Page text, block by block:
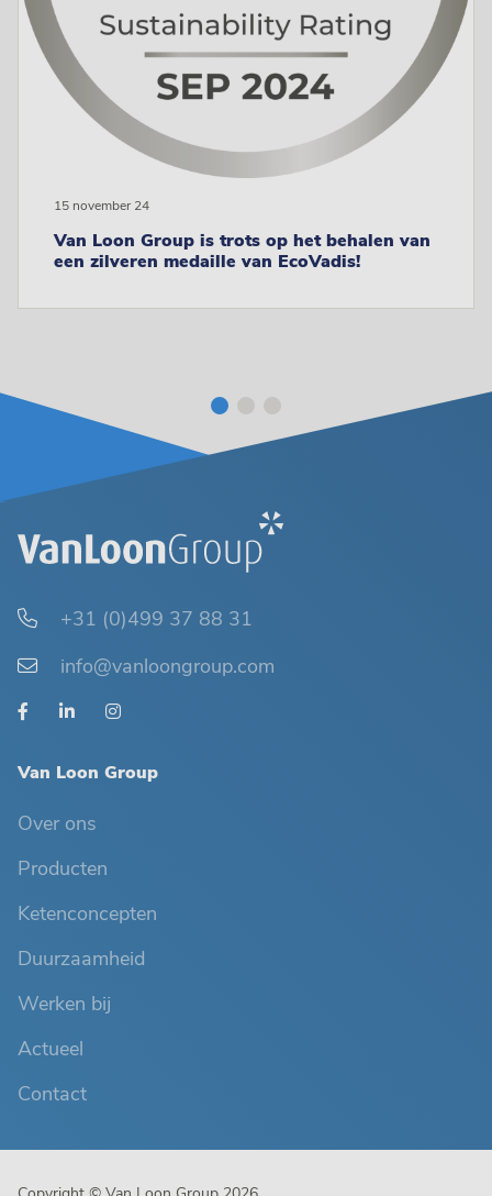
Van Loon Group is trots op het behalen van
een zilveren medaille van EcoVadis!
15 november 24
+31 (0)499 37 88 31
info@vanloongroup.com
Van Loon Group
Over ons
Producten
Ketenconcepten
Duurzaamheid
Werken bij
Actueel
Contact